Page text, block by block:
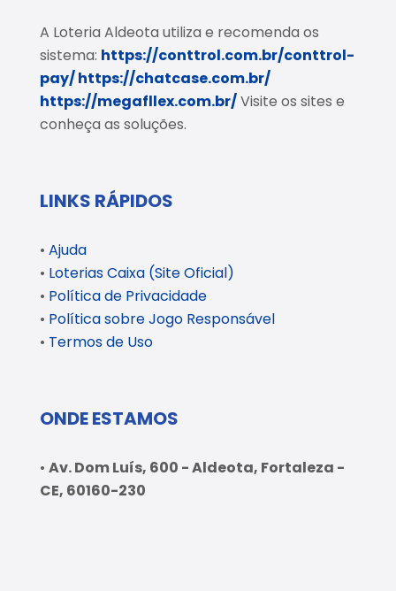
A Loteria Aldeota utiliza e recomenda os
sistema: https://conttrol.com.br/conttrol-
pay/https://chatcase.com.br/
https://megafllex.com.br/Visite os sites e
conheça as soluções.
LINKS RÁPIDOS
• Ajuda
• Loterias Caixa (Site Oficial)
• Política de Privacidade
• Política sobre Jogo Responsável
• Termos de Uso
ONDE ESTAMOS
• Av. Dom Luís, 600 - Aldeota, Fortaleza -
CE, 60160-230